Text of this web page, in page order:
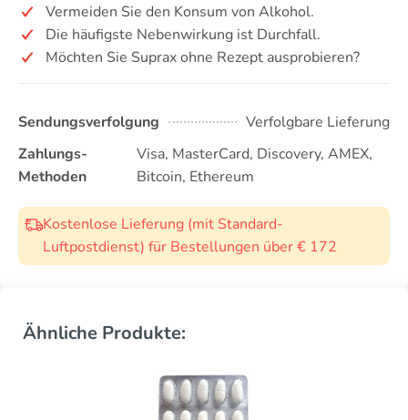
Vermeiden Sie den Konsum von Alkohol.
Die häufigste Nebenwirkung ist Durchfall.
Möchten Sie Suprax ohne Rezept ausprobieren?
Sendungsverfolgung
Verfolgbare Lieferung
Zahlungs-
Methoden
Visa, MasterCard, Discovery, AMEX,
Bitcoin, Ethereum
Kostenlose Lieferung (mit Standard-
Luftpostdienst) für Bestellungen über € 172
Ähnliche Produkte: